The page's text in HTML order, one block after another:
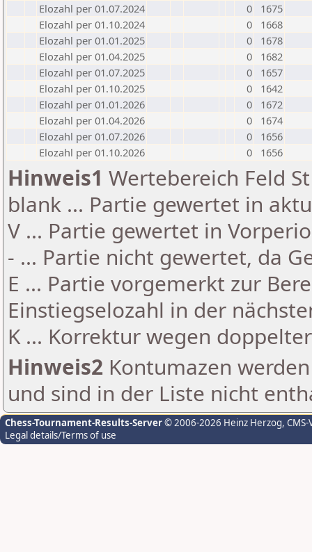
Elozahl per 01.07.2024
0
1675
Elozahl per 01.10.2024
0
1668
Elozahl per 01.01.2025
0
1678
Elozahl per 01.04.2025
0
1682
Elozahl per 01.07.2025
0
1657
Elozahl per 01.10.2025
0
1642
Elozahl per 01.01.2026
0
1672
Elozahl per 01.04.2026
0
1674
Elozahl per 01.07.2026
0
1656
Elozahl per 01.10.2026
0 1656
Hinweis1 Wertebereich Feld
blank ... Partie gewertet in
V ... Partie gewertet in
- ... Partie nicht gewertet, da
E ... Partie vorgemerkt zur
Einstiegselozahl in der
K ... Korrektur wegen
Hinweis2 Kontumazen
und sind in der Liste nicht
Chess-Tournament-Results-Server© 2006-2026 Heinz Herzog,
Legal details/Terms of use